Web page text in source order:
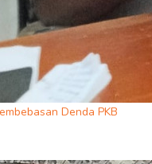
Denda PKB